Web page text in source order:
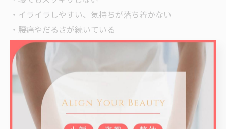
・イライラしやすい、気持ちが落ち着かない
・腰痛やだるさが続いている
こうした不調は、
「仕事柄仕方ない」と片付けられがちですが、
身体が出しているサインかもしれません。
## 不調を減らすために大切なこと